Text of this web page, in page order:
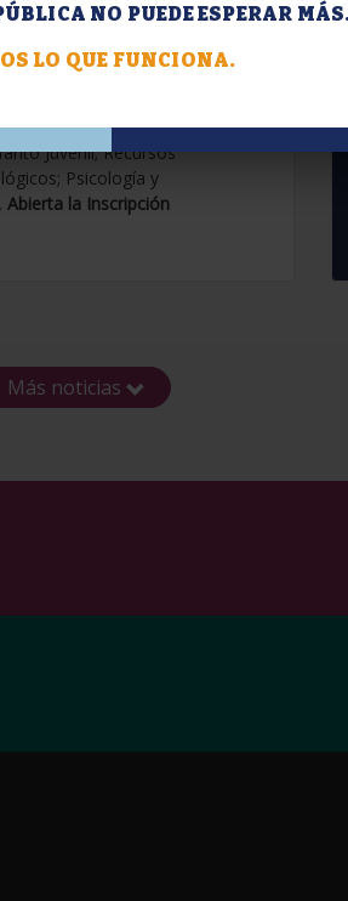
NO PUEDE ESPERAR
LO QUE FUNCIONA.
Diplomaturas
Problemáticas en el
Juvenil; Recursos
Psicología y
Abierta la Inscripción
Más noticias